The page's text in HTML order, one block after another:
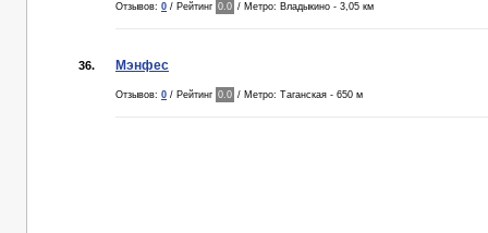
Отзывов: 0 / Рейтинг 0.0 / Метро: Владыкино - 3,05 км
36. Мэнфес
Отзывов: 0 / Рейтинг 0.0 / Метро: Таганская - 650 м